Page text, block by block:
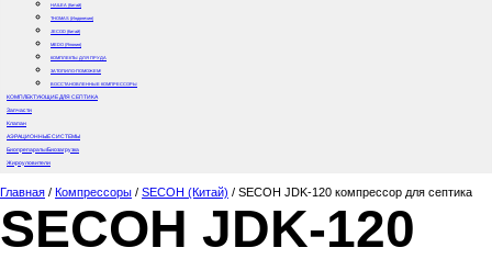
HAILEA (Китай)
THOMAS (Индонезия)
JECOD (Китай)
MEDO (Япония)
КОМПЛЕКТЫ ДЛЯ ПРУДА
ЗАТОПИЛО-ПОМОЖЕМ!
ВОССТАНОВЛЕННЫЕ КОМПРЕССОРЫ
КОМПЛЕКТУЮЩИЕ ДЛЯ СЕПТИКА
Запчасти
Клапан
АЭРАЦИОННЫЕ СИСТЕМЫ
Биопрепараты/Биозагрузка
Жироуловители
Главная / Компрессоры / SECOH (Китай) / SECOH JDK-120 компрессор для септика
SECOH JDK-120